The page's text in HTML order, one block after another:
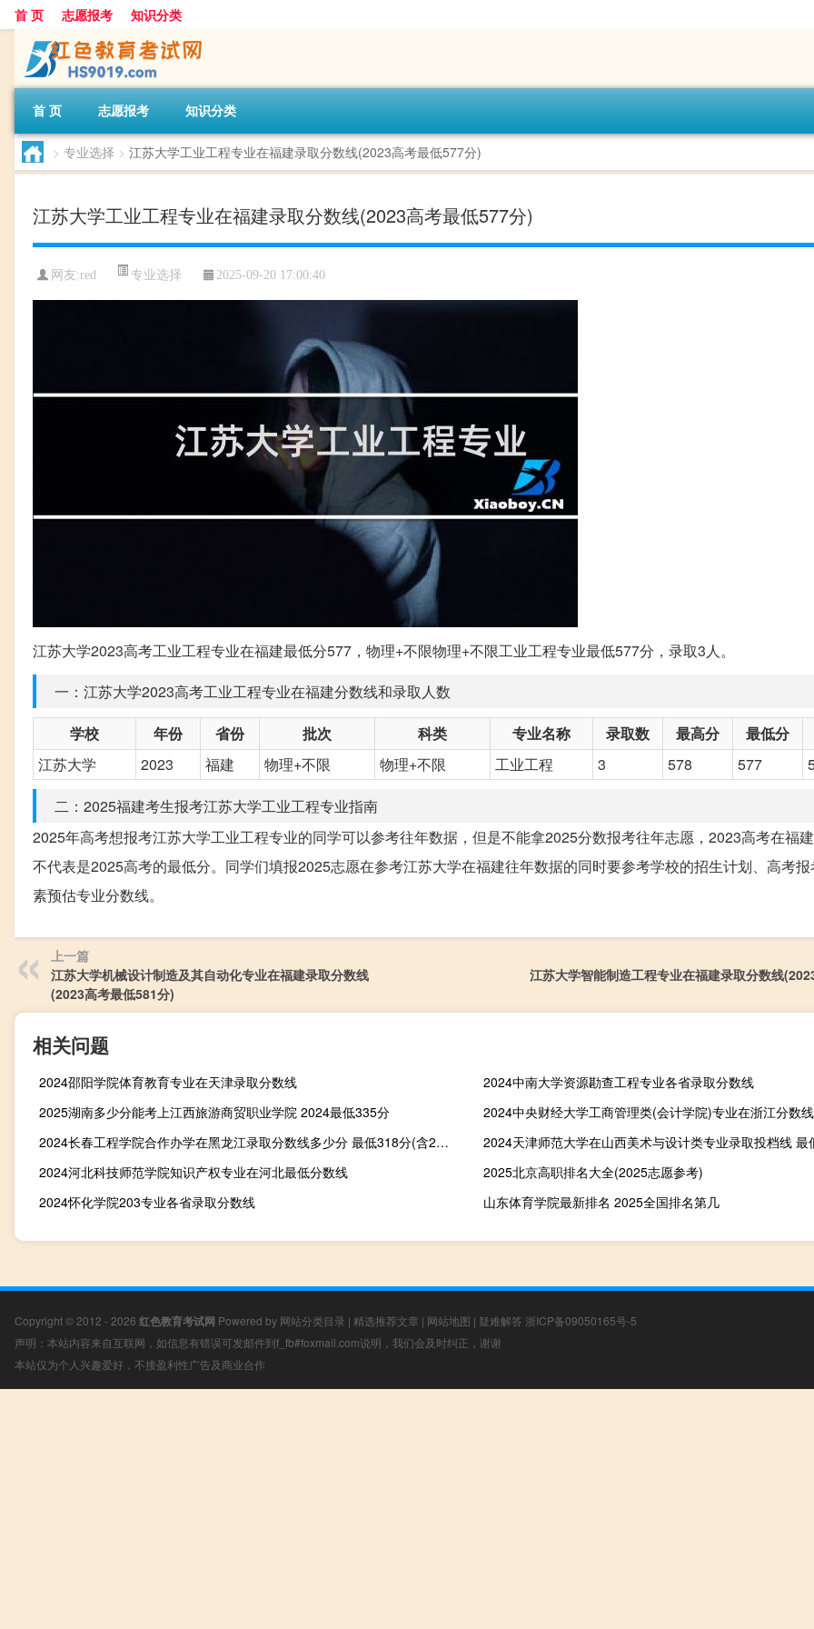
首 页 志愿报考 知识分类
首 页 志愿报考 知识分类
> 专业选择 > 江苏大学工业工程专业在福建录取分数线(2023高考最低577分)
江苏大学工业工程专业在福建录取分数线(2023高考最低577分)
网友:red 专业选择 2025-09-20 17:00:40
江苏大学2023高考工业工程专业在福建最低分577，物理+不限物理+不限工业工程专业最低577分，录取3人。
一：江苏大学2023高考工业工程专业在福建分数线和录取人数
学校
年份 省份 批次 科类 专业名称 录取数 最高分
最低分
江苏大学
2023 福建 物理+不限 物理+不限 工业工程 3 578 577
二：2025福建考生报考江苏大学工业工程专业指南
2025年高考想报考江苏大学工业工程专业的同学可以参考往年数据，但是不能拿2025分数报考往年志愿，2023高考在福
不代表是2025高考的最低分。同学们填报2025志愿在参考江苏大学在福建往年数据的同时要参考学校的招生计划、高考
素预估专业分数线。
上一篇
江苏大学机械设计制造及其自动化专业在福建录取分数线
(2023高考最低581分)
江苏大学智能制造工程专业在福建录取分数线
相关问题
2024邵阳学院体育教育专业在天津录取分数线
2024中南大学资源勘查工程专业各省录取分数线
2025湖南多少分能考上江西旅游商贸职业学院 2024最低335分
2024中央财经大学工商管理类(会计学院)专业在浙江分数
2024长春工程学院合作办学在黑龙江录取分数线多少分 最低318分(含2022-2024历年分数)
2024天津师范大学在山西美术与设计类专业录取投档线 最
2024河北科技师范学院知识产权专业在河北最低分数线
2025北京高职排名大全(2025志愿参考)
2024怀化学院203专业各省录取分数线
山东体育学院最新排名 2025全国排名第几
Copyright © 2012 - 2026 红色教育考试网 Powered by 网站分类目录 | 精选推荐文章 | 网站地图 | 疑难解答 浙ICP备09050165号-5
声明：本站内容来自互联网，如信息有错误可发邮件到f_fb#foxmail.com说明，我们会及时纠正，谢谢
本站仅为个人兴趣爱好，不接盈利性广告及商业合作